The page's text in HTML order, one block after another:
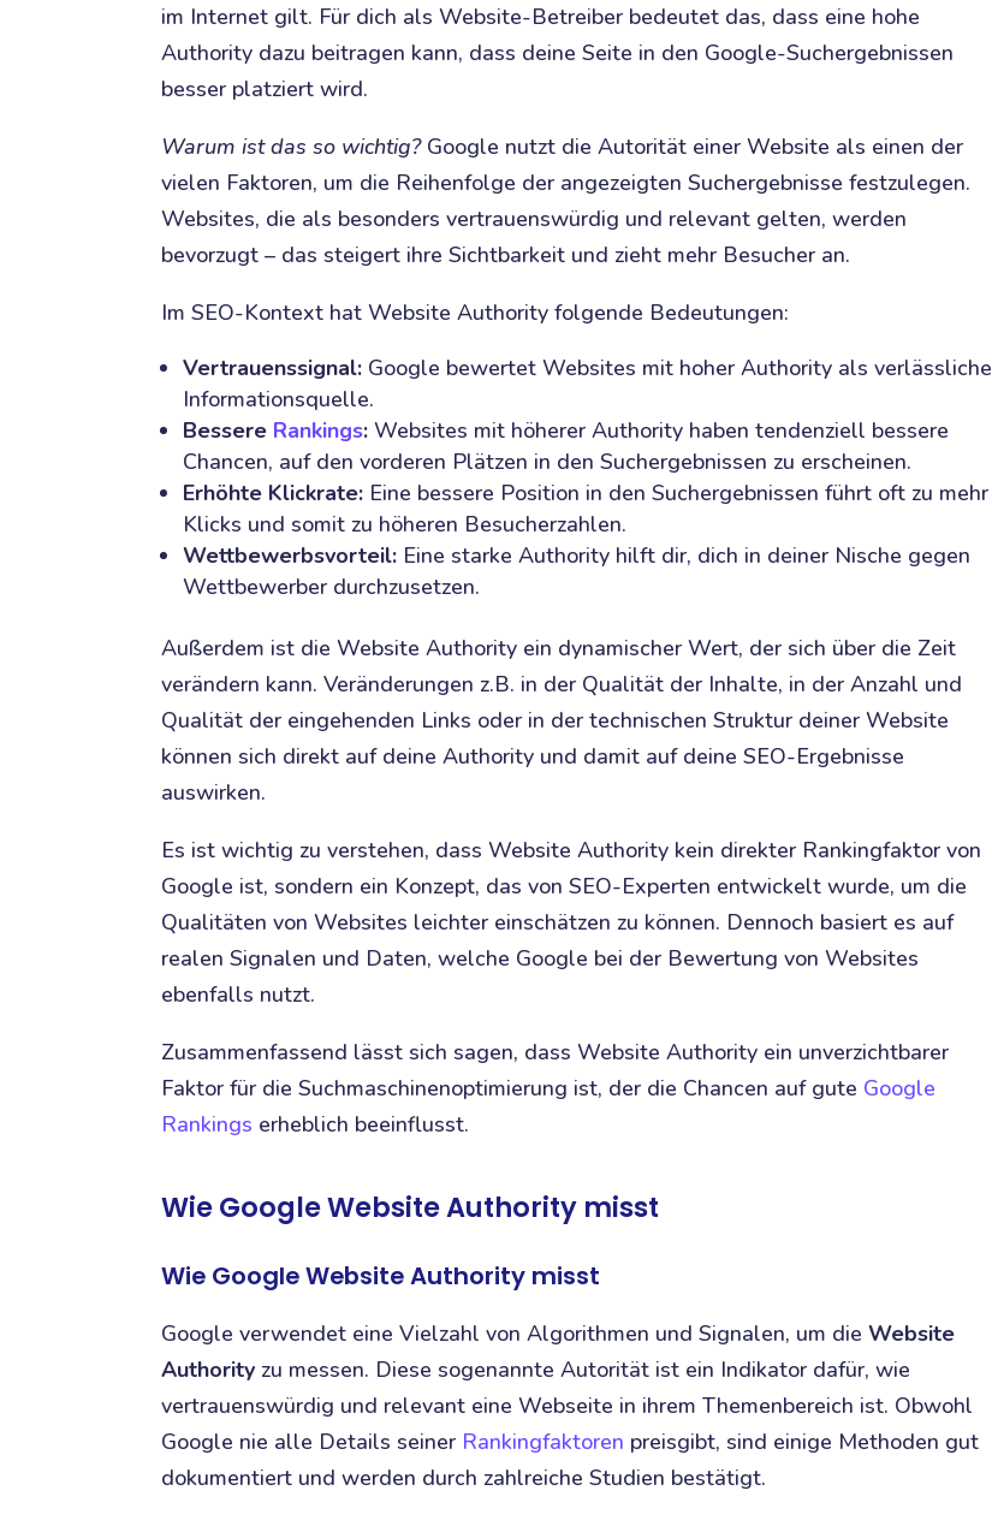
im Internet gilt. Für dich als Website-Betreiber bedeutet das, dass eine hohe
Authority dazu beitragen kann, dass deine Seite in den Google-Suchergebnissen
besser platziert wird.
Warum ist das so wichtig?Google nutzt die Autorität einer Website als einen der
vielen Faktoren, um die Reihenfolge der angezeigten Suchergebnisse festzulegen.
Websites, die als besonders vertrauenswürdig und relevant gelten, werden
bevorzugt – das steigert ihre Sichtbarkeit und zieht mehr Besucher an.
Im SEO-Kontext hat Website Authority folgende Bedeutungen:
Vertrauenssignal: Google bewertet Websites mit hoher Authority als verlässliche
Informationsquelle.
Bessere Rankings: Websites mit höherer Authority haben tendenziell bessere
Chancen, auf den vorderen Plätzen in den Suchergebnissen zu erscheinen.
Erhöhte Klickrate: Eine bessere Position in den Suchergebnissen führt oft zu mehr
Klicks und somit zu höheren Besucherzahlen.
Wettbewerbsvorteil: Eine starke Authority hilft dir, dich in deiner Nische gegen
Wettbewerber durchzusetzen.
Außerdem ist die Website Authority ein dynamischer Wert, der sich über die Zeit
verändern kann. Veränderungen z.B. in der Qualität der Inhalte, in der Anzahl und
Qualität der eingehenden Links oder in der technischen Struktur deiner Website
können sich direkt auf deine Authority und damit auf deine SEO-Ergebnisse
auswirken.
Es ist wichtig zu verstehen, dass Website Authority kein direkter Rankingfaktor von
Google ist, sondern ein Konzept, das von SEO-Experten entwickelt wurde, um die
Qualitäten von Websites leichter einschätzen zu können. Dennoch basiert es auf
realen Signalen und Daten, welche Google bei der Bewertung von Websites
ebenfalls nutzt.
Zusammenfassend lässt sich sagen, dass Website Authority ein unverzichtbarer
Faktor für die Suchmaschinenoptimierung ist, der die Chancen auf gute Google
Rankings erheblich beeinflusst.
Wie Google Website Authority misst
Wie Google Website Authority misst
Google verwendet eine Vielzahl von Algorithmen und Signalen, um dieWebsite
Authority zu messen. Diese sogenannte Autorität ist ein Indikator dafür, wie
vertrauenswürdig und relevant eine Webseite in ihrem Themenbereich ist. Obwohl
Google nie alle Details seiner Rankingfaktoren preisgibt, sind einige Methoden gut
dokumentiert und werden durch zahlreiche Studien bestätigt.